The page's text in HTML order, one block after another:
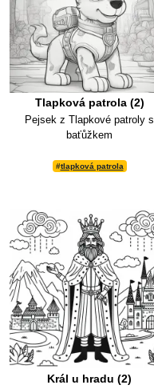
Tlapková patrola (2)
Pejsek z Tlapkové patroly s
baťůžkem
#tlapková patrola
Král u hradu (2)